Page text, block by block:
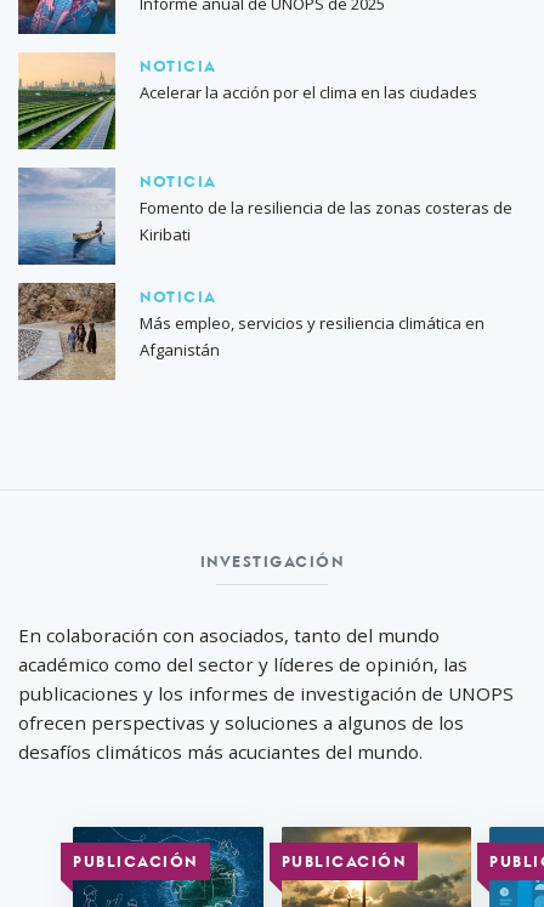
NOTICIA
Acelerar la acción por el clima en las ciudades
NOTICIA
Fomento de la resiliencia de las zonas costeras de
Kiribati
NOTICIA
Más empleo, servicios y resiliencia climática en
Afganistán
INVESTIGACI ÓN
En colaboración con asociados, tanto del mundo
académico como del sector y líderes de opinión, las
publicaciones y los informes de investigación de UNOPS
ofrecen perspectivas y soluciones a algunos de los
desafíos climáticos más acuciantes del mundo.
PUBLICACIÓN PUBLICACIÓN